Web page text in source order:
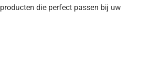
die perfect passen bij uw